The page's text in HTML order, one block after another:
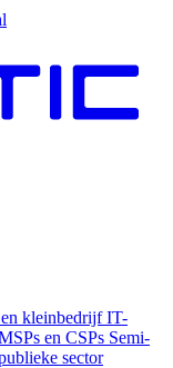
kleinbedrijf IT-
en CSPs Semi-
sector